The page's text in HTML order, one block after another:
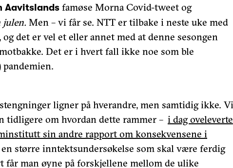
Aavitslands famøse Morna Covid-tweet og
julen. Men – vi får se. NTT er tilbake i neste uke med
det er vel et eller annet med at denne sesongen
Det er i hvert fall ikke noe som ble
ligner på hverandre, men samtidig ikke. Vi
tidligere om hvordan dette rammer – i dag oveleverte
sin andre rapport om konsekvensene i
en større inntektsundersøkelse som skal være ferdig
man øyne på forskjellene mellom de ulike